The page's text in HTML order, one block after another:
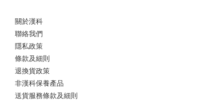
關於漢科
聯絡我們
隱私政策
條款及細則
退換貨政策
非漢科保養產品
送貨服務條款及細則